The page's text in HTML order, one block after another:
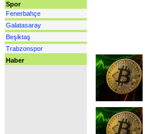
Spor
Fenerbahçe
Galatasaray
Beşiktaş
Trabzonspor
Haber